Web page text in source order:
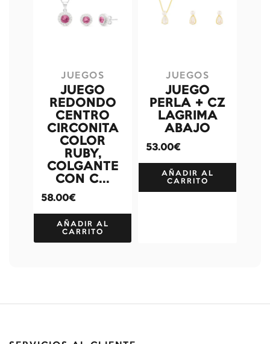
JUEGOS
JUEGO
REDONDO
CENTRO
CIRCONITA
COLOR
RUBY,
COLGANTE
CON C...
58.00€
AÑADIR AL
CARRITO
JUEGOS
JUEGO
PERLA + CZ
LAGRIMA
ABAJO
53.00€
AÑADIR AL
CARRITO